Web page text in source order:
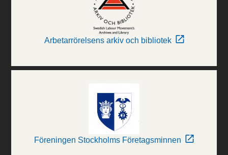
Arbetarrörelsens arkiv och bibliotek
Föreningen Stockholms Företagsminnen